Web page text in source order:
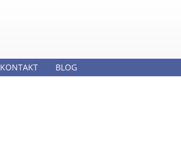
KONTAKT BLOG